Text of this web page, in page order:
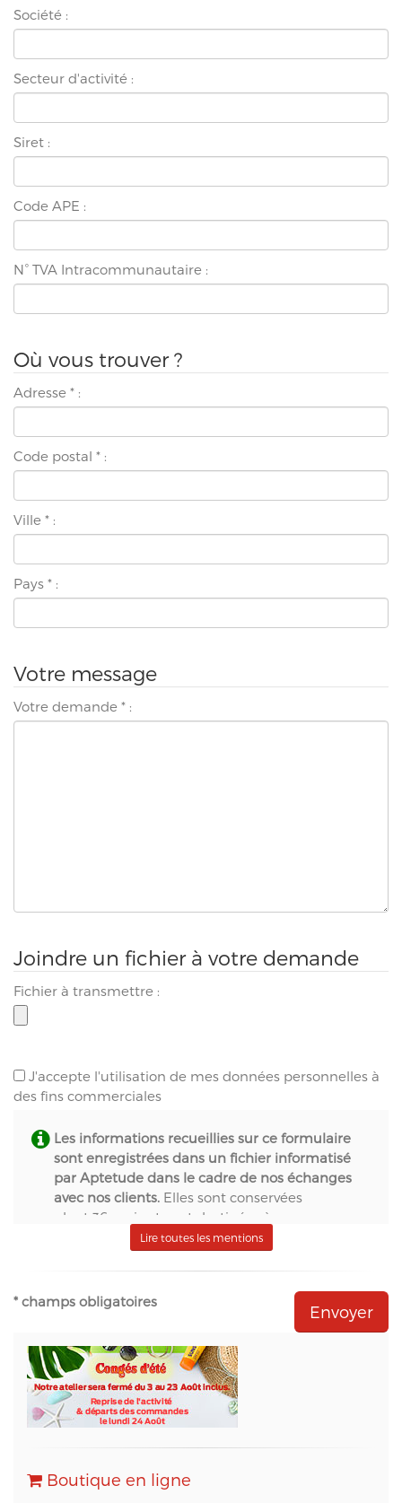
Société :
Secteur d'activité :
Siret :
Code APE :
N° TVA Intracommunautaire :
Où vous trouver ?
Adresse * :
Code postal * :
Ville * :
Pays * :
Votre message
Votre demande * :
Joindre un fichier à votre demande
Fichier à transmettre :
J'accepte l'utilisation de mes données personnelles à
des fins commerciales
Les informations recueillies sur ce formulaire
sont enregistrées dans un fichier informatisé
par Aptetude dans le cadre de nos échanges
avec nos clients. Elles sont conservées
pendant 36 mois et sont destinées à :
- S.A.S. Aptetude (www.france-signaletique.com)
récipiendaire des formulaires,
- Natural-net (www.natural-net.fr) en qualité
- Kiubi (www.kiubi.com) en qualité d'opérateur
technique du site web,
- OVH (www.ovh.com) en qualité d'hébergeur du
site web,
- Sarbacane (www.sarbacane.com) en tant que
Transactionnels (SMTP) et pour le Marketing
Automation.
Lire toutes les mentions
* champs obligatoires
Boutique en ligne